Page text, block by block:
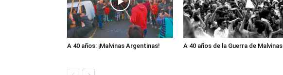
A 40 años: ¡Malvinas Argentinas! A 40 años de la Guerra de Malvinas